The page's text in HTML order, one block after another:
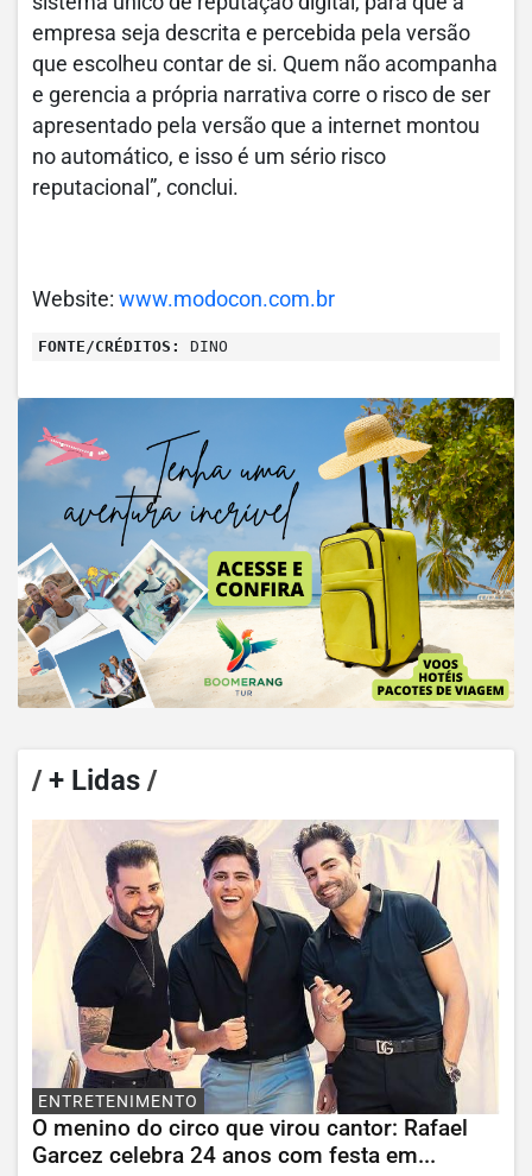
empresa seja descrita e percebida pela versão
que escolheu contar de si. Quem não acompanha
e gerencia a própria narrativa corre o risco de ser
apresentado pela versão que a internet montou
no automático, e isso é um sério risco
reputacional”, conclui.
Website: www.modocon.com.br
FONTE/CRÉDITOS: DINO
/+ Lidas /
ENTRETENIMENTO
O menino do circo que virou cantor: Rafael
Garcez celebra 24 anos com festa em...